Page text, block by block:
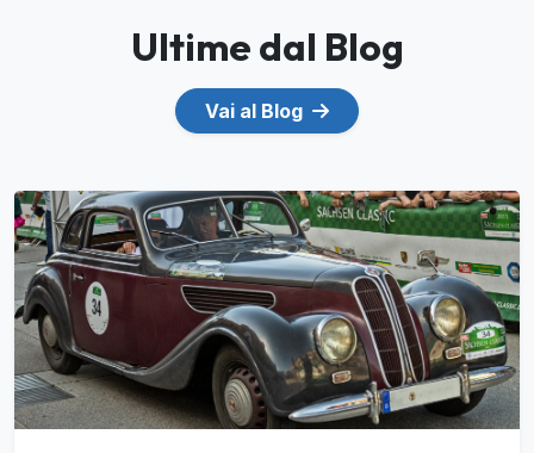
Ultime dal Blog
Vai al Blog